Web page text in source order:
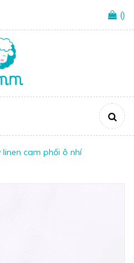
()
linen cam phối ô nhí